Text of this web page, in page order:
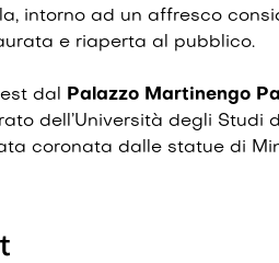
intorno ad un affresco
e riaperta al pubblico.
dal Palazzo Martinengo
dell’Università degli Studi
coronata dalle statue di